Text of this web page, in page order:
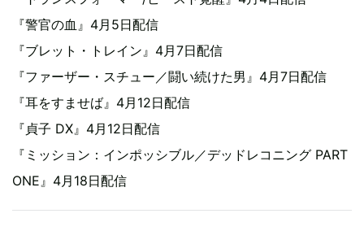
『警官の血』4月5日配信
『ブレット・トレイン』4月7日配信
『ファーザー・スチュー／闘い続けた男』4月7日配信
『耳をすませば』4月12日配信
『貞子 DX』4月12日配信
『ミッション：インポッシブル／デッドレコニング PART
ONE』4月18日配信